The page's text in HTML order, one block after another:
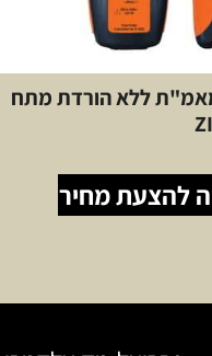
ללא הורדת מתח
להצעת מחיר